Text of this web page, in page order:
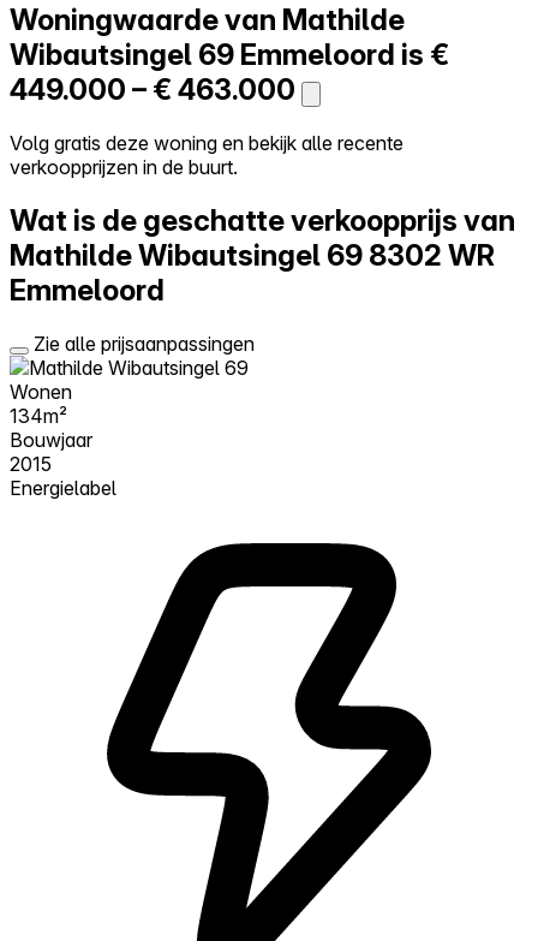
Zelf kopen
Alles-in-één
Reviews
Prijzen
Log in
Probeer Walter gratis
Woningwaarde van Mathilde
Wibautsingel 69 Emmeloord is €
449.000 – € 463.000
Volg gratis deze woning en bekijk alle recente
verkoopprijzen in de buurt.
Wat is de geschatte verkoopprijs van
Mathilde Wibautsingel 69 8302 WR
Emmeloord
Zie alle prijsaanpassingen
Wonen
134m²
Bouwjaar
2015
Energielabel